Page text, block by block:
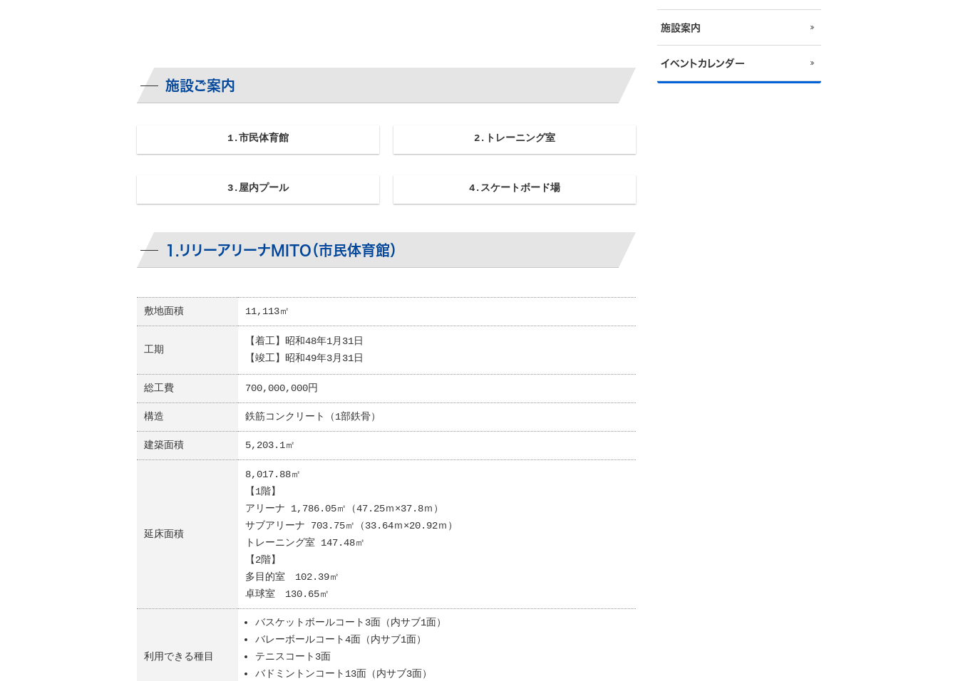
施設ご案内
1.市民体育館 2.トレーニング室
3.屋内プール 4.スケートボード場
1.リリーアリーナMITO（市民体育館）
敷地面積 11,113㎡
工期
【着工】昭和48年1月31日
【竣工】昭和49年3月31日
総工費 700,000,000円
構造 鉄筋コンクリート（1部鉄骨）
建築面積 5,203.1㎡
延床面積
8,017.88㎡
【1階】
アリーナ 1,786.05㎡（47.25ｍ×37.8ｍ）
サブアリーナ 703.75㎡（33.64ｍ×20.92ｍ）
トレーニング室 147.48㎡
【2階】
多目的室 102.39㎡
卓球室 130.65㎡
利用できる種目
バスケットボールコート3面（内サブ1面）
バレーボールコート4面（内サブ1面）
テニスコート3面
バドミントンコート13面（内サブ3面）
施設案内
イベントカレンダー